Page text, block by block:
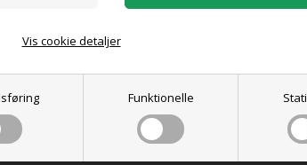
Funktionelle
Vis cookie detaljer
Skriv en anmeldelse.
glaseret indvendig og er derfor vandtæt. Har
i følgende